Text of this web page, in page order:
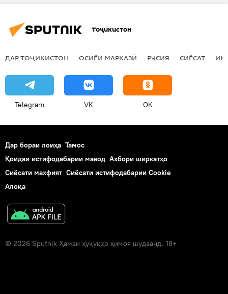
Тоҷикистон
ДАР ТОҶИКИСТОН ОСИЁИ МАРКАЗӢ РУСИЯ СИЁСАТ
Telegram VK OK
Дар бораи лоиҳа Тамос
Қоидаи истифодабарии мавод Ахбори ширкатҳо
Сиёсати махфият Сиёсати истифодабарии Cookie
Алоқа
© 2026 Sputnik Ҳамаи ҳуқуқҳо ҳимоя шудаанд. 18+